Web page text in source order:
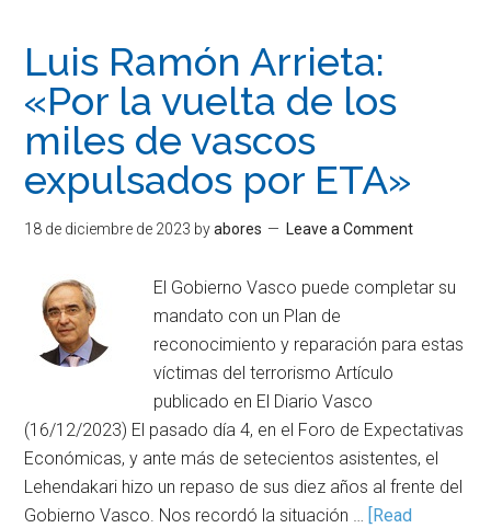
Luis Ramón Arrieta:
«Por la vuelta de los
miles de vascos
expulsados por ETA»
18 de diciembre de 2023 byabores Leave a Comment
El Gobierno Vasco puede completar su
mandato con un Plan de
reconocimiento y reparación para estas
víctimas del terrorismo Artículo
publicado en El Diario Vasco
(16/12/2023) El pasado día 4, en el Foro de Expectativas
Económicas, y ante más de setecientos asistentes, el
Lehendakari hizo un repaso de sus diez años al frente del
Gobierno Vasco. Nos recordó la situación … [Read